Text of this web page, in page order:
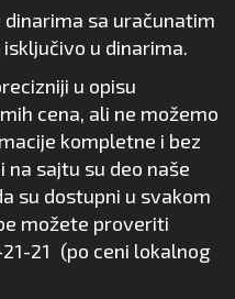
dinarima sa uračunatim
u dinarima.
u opisu
cena, ali ne možemo
kompletne i bez
na sajtu su deo naše
su dostupni u svakom
možete proveriti
21 (po ceni lokalnog